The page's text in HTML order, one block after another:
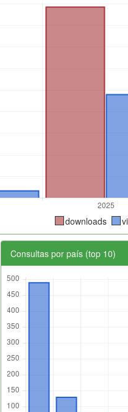
downloads
Consultas por país (top 10)